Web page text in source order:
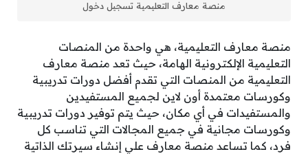
منصة معارف التعليمية تسجيل دخول
منصة معارف التعليمية، هي واحدة من المنصات
التعليمية الإلكترونية الهامة، حيث تعد منصة معارف
التعليمية من المنصات التي تقدم أفضل دورات تدريبية
وكورسات معتمدة أون لاين لجميع المستفيدين
والمستفيدات في أي مكان، حيث يتم توفير دورات تدريبية
وكورسات مجانية في جميع المجالات التي تناسب كل
فرد، كما تساعد منصة معارف علي إنشاء سيرتك الذاتية